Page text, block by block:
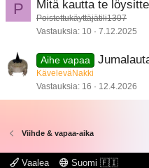
P Mitä kautta te
Poistettukäyttäjätili1307
Vastauksia 10 7.12.2025
Aihe vapaa
KäveleväNakki
Vastauksia 16 12.4.2026
Viihde & vapaa-aika
Vaalea Suomi 🇫🇮